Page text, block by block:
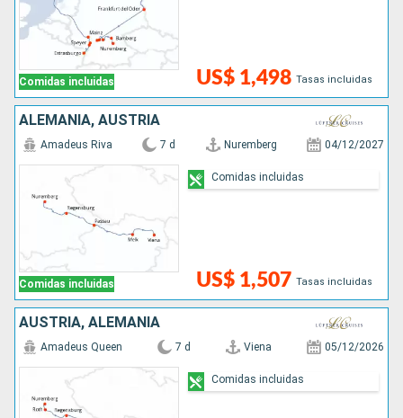
Comidas incluidas US$ 1,498 Tasas incluidas
ALEMANIA, AUSTRIA
Comidas incluidas
Amadeus Riva 7 d Nuremberg 04/12/2027
US$ 1,507 Tasas incluidas
Comidas incluidas
AUSTRIA, ALEMANIA
Amadeus Queen 7 d Viena 05/12/2026
Comidas incluidas